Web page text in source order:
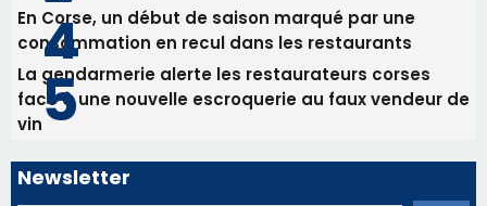
En Corse, un début de saison marqué par une
consommation en recul dans les restaurants
La gendarmerie alerte les restaurateurs corses
face à une nouvelle escroquerie au faux vendeur de
vin
Newsletter